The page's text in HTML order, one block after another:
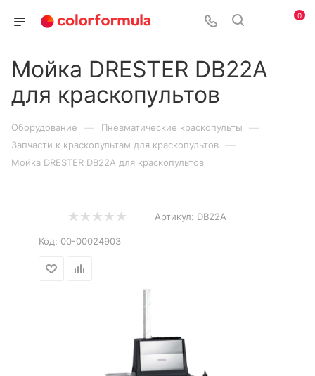
0
Мойка DRESTER DB22A
для краскопультов
Оборудование — Пневматические краскопульты —
Запчасти к краскопультам для краскопультов —
Мойка DRESTER DB22A для краскопультов
Артикул: DB22A
Код: 00-00024903